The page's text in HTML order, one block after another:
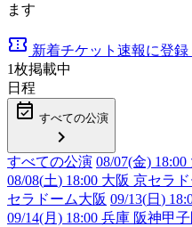
ます
confirmation_number 新着チケット速報に登録
1枚掲載中
日程
event_available すべての公演
chevron_right
すべての公演 08/07(金)
08/08(土) 18:00 大阪 京セラ
セラドーム大阪 09/13(日 )
09/14(月) 18:00 兵庫 阪神甲